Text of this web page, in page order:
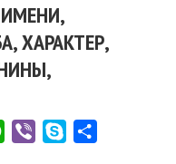
ХАРАКТЕР,
WhatsApp
Viber Skype